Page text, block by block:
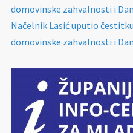
domovinske zahvalnosti i
Načelnik Lasić uputio
domovinske zahvalnosti i